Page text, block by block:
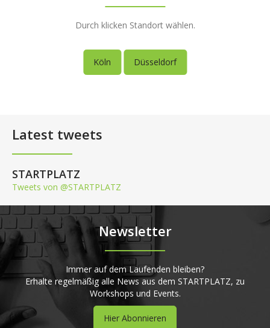
Durch klicken Standort wählen.
Köln Düsseldorf
Latest tweets
STARTPLATZ
Tweets von @STARTPLATZ
Newsletter
Immer auf dem Laufenden bleiben?
Erhalte regelmäßig alle News aus dem STARTPLATZ, zu
Workshops und Events.
Hier Abonnieren